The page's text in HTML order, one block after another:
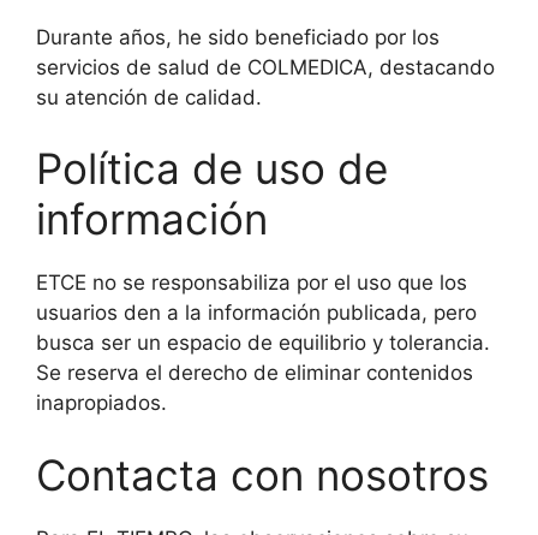
Durante años, he sido beneficiado por los
servicios de salud de COLMEDICA, destacando
su atención de calidad.
Política de uso de
información
ETCE no se responsabiliza por el uso que los
usuarios den a la información publicada, pero
busca ser un espacio de equilibrio y tolerancia.
Se reserva el derecho de eliminar contenidos
inapropiados.
Contacta con nosotros